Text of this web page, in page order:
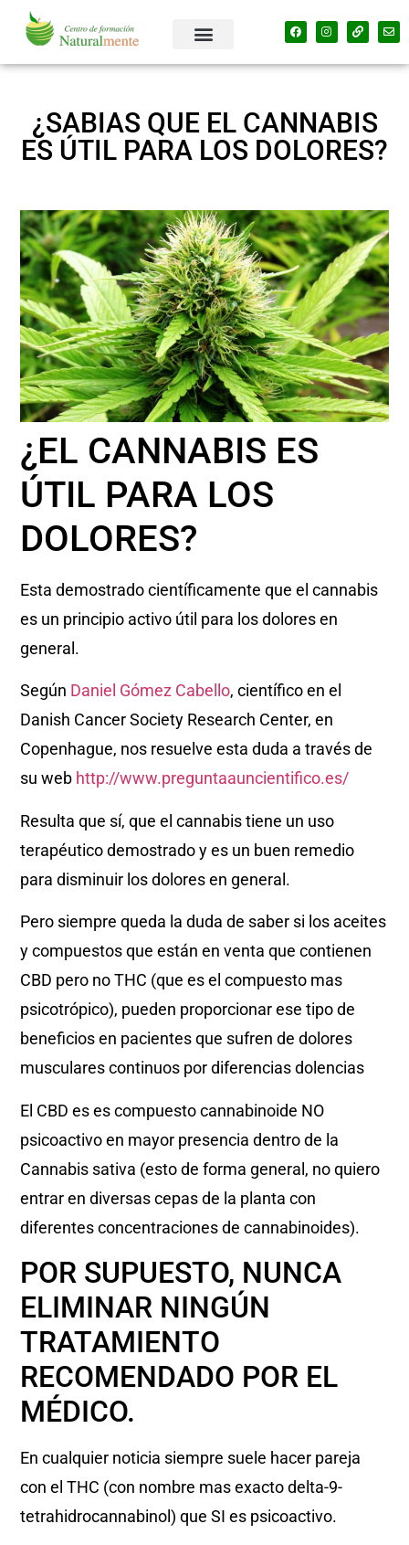
¿SABIAS QUE EL CANNABIS
ES ÚTIL PARA LOS DOLORES?
¿EL CANNABIS ES
ÚTIL PARA LOS
DOLORES?
Esta demostrado científicamente que el cannabis
es un principio activo útil para los dolores en
general.
Según Daniel Gómez Cabello, científico en el
Danish Cancer Society Research Center, en
Copenhague, nos resuelve esta duda a través de
su web http://www.preguntaauncientifico.es/
Resulta que sí, que el cannabis tiene un uso
terapéutico demostrado y es un buen remedio
para disminuir los dolores en general.
Pero siempre queda la duda de saber si los aceites
y compuestos que están en venta que contienen
CBD pero no THC (que es el compuesto mas
psicotrópico), pueden proporcionar ese tipo de
beneficios en pacientes que sufren de dolores
musculares continuos por diferencias dolencias
El CBD es es compuesto cannabinoide NO
psicoactivo en mayor presencia dentro de la
Cannabis sativa (esto de forma general, no quiero
entrar en diversas cepas de la planta con
diferentes concentraciones de cannabinoides).
POR SUPUESTO, NUNCA
ELIMINAR NINGÚN
TRATAMIENTO
RECOMENDADO POR EL
MÉDICO.
En cualquier noticia siempre suele hacer pareja
con el THC (con nombre mas exacto delta-9-
tetrahidrocannabinol) que SI es psicoactivo.